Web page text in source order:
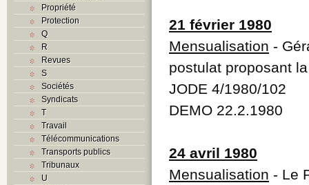
Propriété
Protection
Q
R
Revues
S
Sociétés
Syndicats
T
Travail
Télécommunications
Transports publics
Tribunaux
U
21 février 1980
Mensualisation -
postulat proposant
JODE 4/1980/102
DEMO 22.2.1980
24 avril 1980
Mensualisation - Le